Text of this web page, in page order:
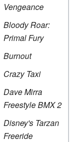
Vengeance
Bloody Roar:
Primal Fury
Burnout
Crazy Taxi
Dave Mirra
Freestyle BMX 2
Disney's Tarzan
Freeride